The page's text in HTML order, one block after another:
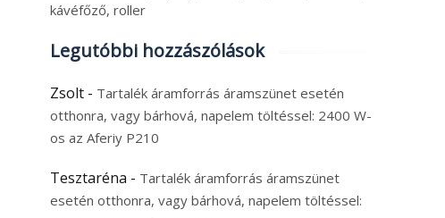
kávéfőző, roller
Legutóbbi hozzászólások
Zsolt - Tartalék áramforrás áramszünet esetén
otthonra, vagy bárhová, napelem töltéssel: 2400 W-
os az Aferiy P210
Tesztaréna - Tartalék áramforrás áramszünet
esetén otthonra, vagy bárhová, napelem töltéssel: